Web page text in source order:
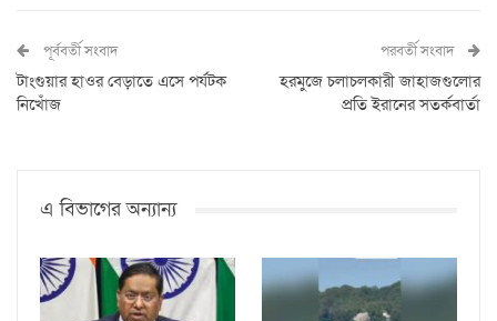
পূর্ববর্তী সংবাদ
টাংগুয়ার হাওর বেড়াতে এসে পর্যটক
নিখোঁজ
পরবর্তী সংবাদ
হরমুজে চলাচলকারী জাহাজগুলোর
প্রতি ইরানের সতর্কবার্তা
এ বিভাগের অন্যান্য